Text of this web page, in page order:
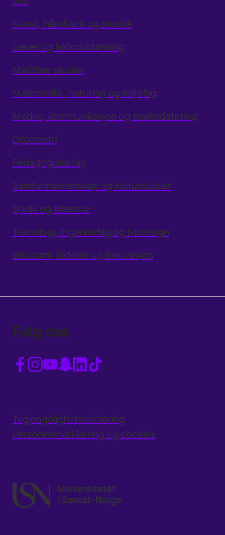
Kunst, håndverk og musikk
Lærer og lektorutdanning
Maritime studier
Matematikk, naturfag og miljøfag
Medier, kommunikasjon og markedsføring
Optometri
Pedagogiske fag
Samfunnsvitenskap og kulturstudier
Språk og litteratur
Teknologi, ingeniørfag og lysdesign
Økonomi, ledelse og innovasjon
Følg oss
Tilgjengelighetserklæring
Personvernerklæring og cookies